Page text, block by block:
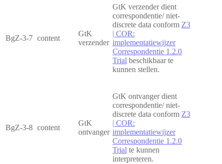
BgZ-3-7 content
GtK
verzender
GtK verzender dient
correspondentie/ niet-
discrete data conform Z3
| COR:
implementatiewijzer
Correspondentie 1.2.0
Trial beschikbaar te
kunnen stellen.
BgZ-3-8 content
GtK
ontvanger
GtK ontvanger dient
correspondentie/ niet-
discrete data conform Z3
| COR:
implementatiewijzer
Correspondentie 1.2.0
Trial te kunnen
interpreteren.